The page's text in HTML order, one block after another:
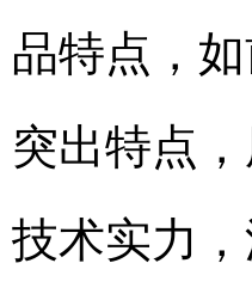
品特点，
突出特点
技术实力